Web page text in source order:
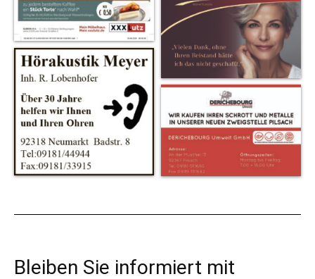
Bleiben Sie informiert mit